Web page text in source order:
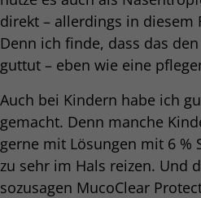
direkt – allerdings in diesem
Denn ich finde, dass das
guttut – eben wie eine
Auch bei Kindern habe ich
gemacht. Denn manche
gerne mit Lösungen mit 6 %
zu sehr im Hals reizen. Und
sozusagen MucoClear